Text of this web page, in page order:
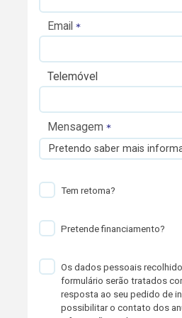
Email
Telemóvel
Mensagem
Pretendo saber mais
Tem retoma?
Pretende financiamento?
Os dados pessoais
formulário serão tratados
resposta ao seu pedido de
possibilitar o contato dos